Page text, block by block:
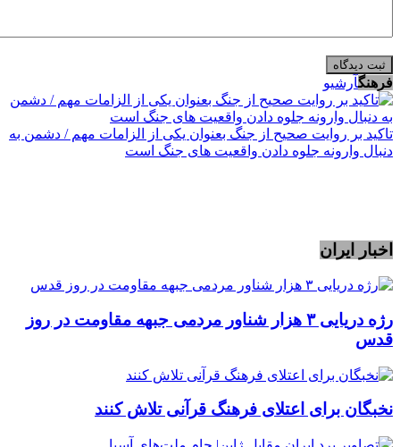
فرهنگآرشیو
تاکید بر روایت صحیح از جنگ بعنوان یکی از الزامات مهم / دشمن به
دنبال وارونه جلوه دادن واقعیت های جنگ است
اخبار ایران
رژه دریایی ۳ هزار شناور مردمی جبهه مقاومت در روز
قدس
نخبگان برای اعتلای فرهنگ قرآنی تلاش کنند